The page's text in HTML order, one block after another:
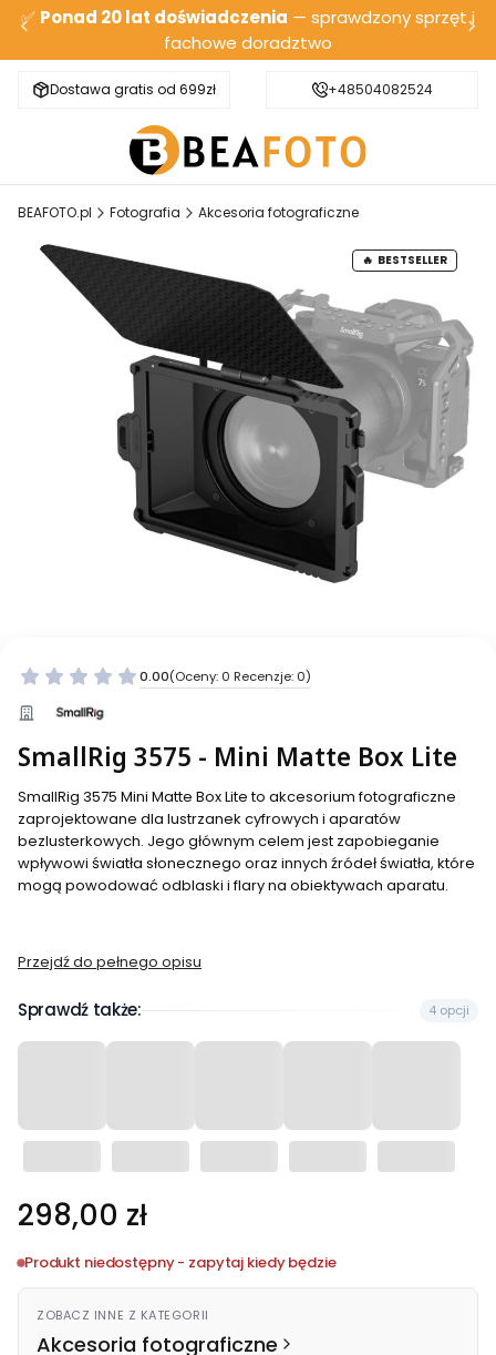
✅ Ponad 20 lat doświadczenia — sprawdzony sprzęt i
fachowe doradztwo
Dostawa gratis od 699zł Bezpieczna wysyłka
+48504082524
BEAFOTO.pl Fotografia Akcesoria fotograficzne
BESTSELLER
0.00(Oceny: 0 Recenzje: 0)
SmallRig 3575 - Mini Matte Box Lite
SmallRig 3575 Mini Matte Box Lite to akcesorium fotograficzne
zaprojektowane dla lustrzanek cyfrowych i aparatów
bezlusterkowych. Jego głównym celem jest zapobieganie
wpływowi światła słonecznego oraz innych źródeł światła, które
mogą powodować odblaski i flary na obiektywach aparatu.
Przejdź do pełnego opisu
Sprawdź także: 4 opcji
Cena
298,00 zł
Produkt niedostępny - zapytaj kiedy będzie
ZOBACZ INNE Z KATEGORII
Akcesoria fotograficzne